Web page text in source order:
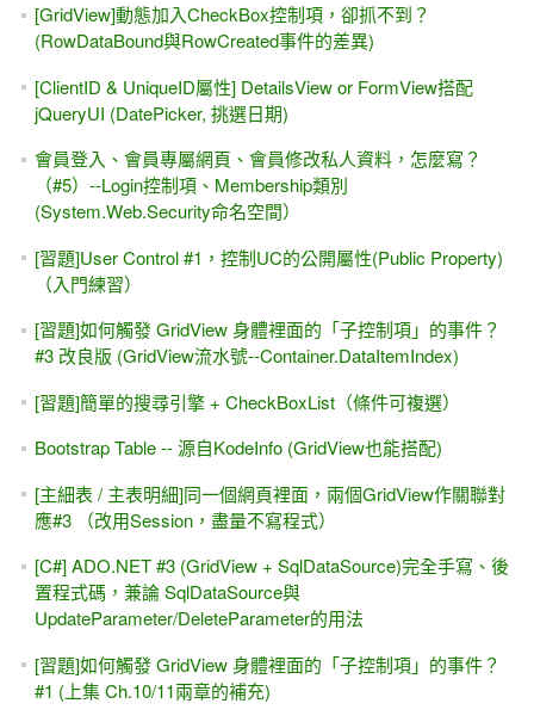
[GridView]動態加入CheckBox控制項，卻抓不到？
(RowDataBound與RowCreated事件的差異)
[ClientID & UniqueID屬性] DetailsView or FormView搭配
jQueryUI (DatePicker, 挑選日期)
會員登入、會員專屬網頁、會員修改私人資料，怎麼寫？
（#5）--Login控制項、Membership類別
(System.Web.Security命名空間）
[習題]User Control #1，控制UC的公開屬性(Public Property)
（入門練習）
[習題]如何觸發 GridView 身體裡面的「子控制項」的事件？
#3 改良版 (GridView流水號--Container.DataItemIndex)
[習題]簡單的搜尋引擎 + CheckBoxList（條件可複選）
Bootstrap Table -- 源自KodeInfo (GridView也能搭配)
[主細表 / 主表明細]同一個網頁裡面，兩個GridView作關聯對
應#3 （改用Session，盡量不寫程式）
[C#] ADO.NET #3 (GridView + SqlDataSource)完全手寫、後
置程式碼，兼論 SqlDataSource與
UpdateParameter/DeleteParameter的用法
[習題]如何觸發 GridView 身體裡面的「子控制項」的事件？
#1 (上集 Ch.10/11兩章的補充)